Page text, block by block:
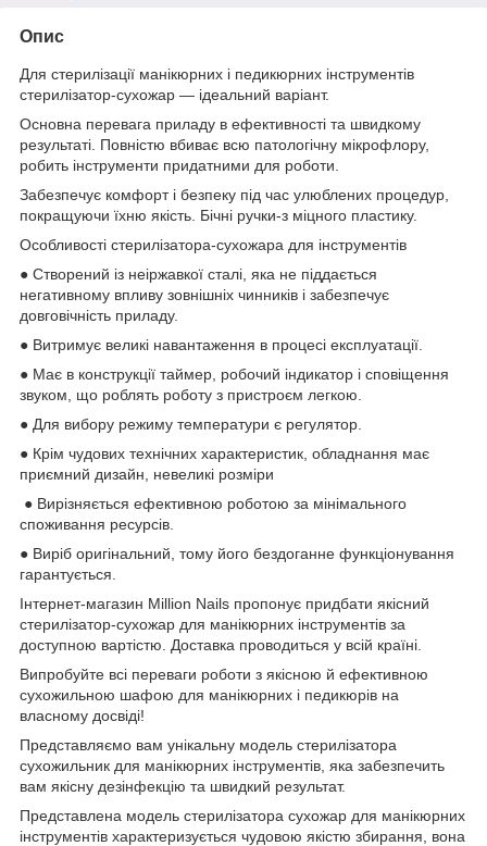
Опис
Для стерилізації манікюрних і педикюрних інструментів
стерилізатор-сухожар — ідеальний варіант.
Основна перевага приладу в ефективності та швидкому
результаті. Повністю вбиває всю патологічну мікрофлору,
робить інструменти придатними для роботи.
Забезпечує комфорт і безпеку під час улюблених процедур,
покращуючи їхню якість. Бічні ручки-з міцного пластику.
Особливості стерилізатора-сухожара для інструментів
● Створений із неіржавкої сталі, яка не піддається
негативному впливу зовнішніх чинників і забезпечує
довговічність приладу.
● Витримує великі навантаження в процесі експлуатації.
● Має в конструкції таймер, робочий індикатор і сповіщення
звуком, що роблять роботу з пристроєм легкою.
● Для вибору режиму температури є регулятор.
● Крім чудових технічних характеристик, обладнання має
приємний дизайн, невеликі розміри
● Вирізняється ефективною роботою за мінімального
споживання ресурсів.
● Виріб оригінальний, тому його бездоганне функціонування
гарантується.
Інтернет-магазин Million Nails пропонує придбати якісний
стерилізатор-сухожар для манікюрних інструментів за
доступною вартістю. Доставка проводиться у всій країні.
Випробуйте всі переваги роботи з якісною й ефективною
сухожильною шафою для манікюрних і педикюрів на
власному досвіді!
Представляємо вам унікальну модель стерилізатора
сухожильник для манікюрних інструментів, яка забезпечить
вам якісну дезінфекцію та швидкий результат.
Представлена модель стерилізатора сухожар для манікюрних
інструментів характеризується чудовою якістю збирання, вона